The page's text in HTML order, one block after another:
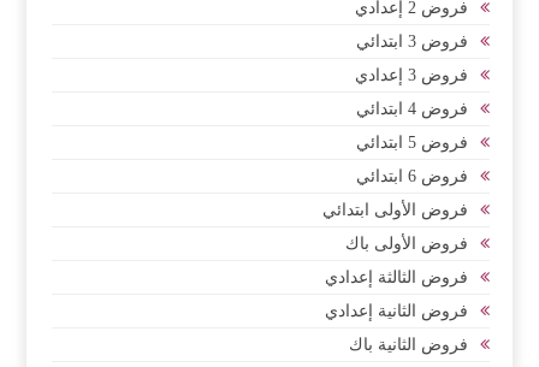
فروض 2 إعدادي
فروض 3 ابتدائي
فروض 3 إعدادي
فروض 4 ابتدائي
فروض 5 ابتدائي
فروض 6 ابتدائي
فروض الأولى ابتدائي
فروض الأولى باك
فروض الثالثة إعدادي
فروض الثانية إعدادي
فروض الثانية باك